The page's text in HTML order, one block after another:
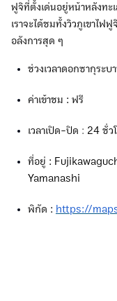
ฟูจิที่ตั้งเด่นอยู่หน้าหลังทะ
เราจะได้ชมทั้งวิวภูเขาไ
อลังการสุด ๆ
ช่วงเวลาดอกซากุระ
ค่าเข้าชม : ฟรี
เวลาเปิด-ปิด : 24 ชั่ว
ที่อยู่ :
Yamanashi
พิกัด : https://